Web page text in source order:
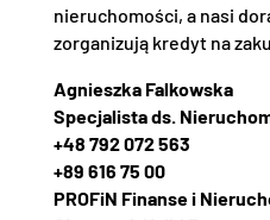
nieruchomości, a nasi
zorganizują kredyt na
Agnieszka Falkowska
Specjalista ds.
+48 792 072 563
+89 616 75 00
PROFiN Finanse i